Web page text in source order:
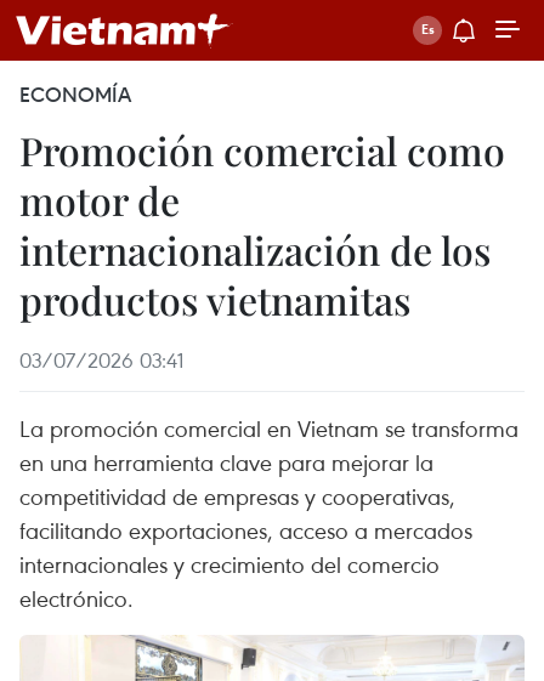
ECONOMÍA
Promoción comercial como
motor de
internacionalización de los
productos vietnamitas
03/07/2026 03:41
La promoción comercial en Vietnam se transforma
en una herramienta clave para mejorar la
competitividad de empresas y cooperativas,
facilitando exportaciones, acceso a mercados
internacionales y crecimiento del comercio
electrónico.